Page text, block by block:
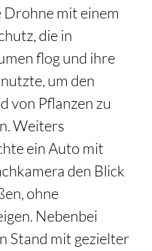
Drohne mit einem
die in
flog und ihre
um den
von Pflanzen zu
Weiters
ein Auto mit
den Blick
ohne
Nebenbei
Stand mit gezielter